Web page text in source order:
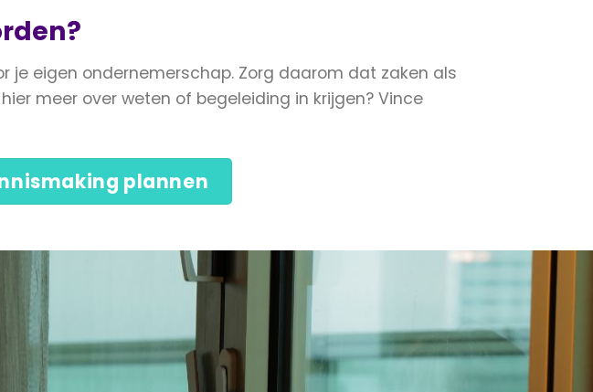
je eigen ondernemerschap. Zorg daarom dat zaken als
meer over weten of begeleiding in krijgen? Vince
plannen